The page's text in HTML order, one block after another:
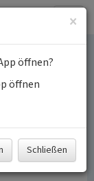
an
×
öffnen?
öffnen
Schließen